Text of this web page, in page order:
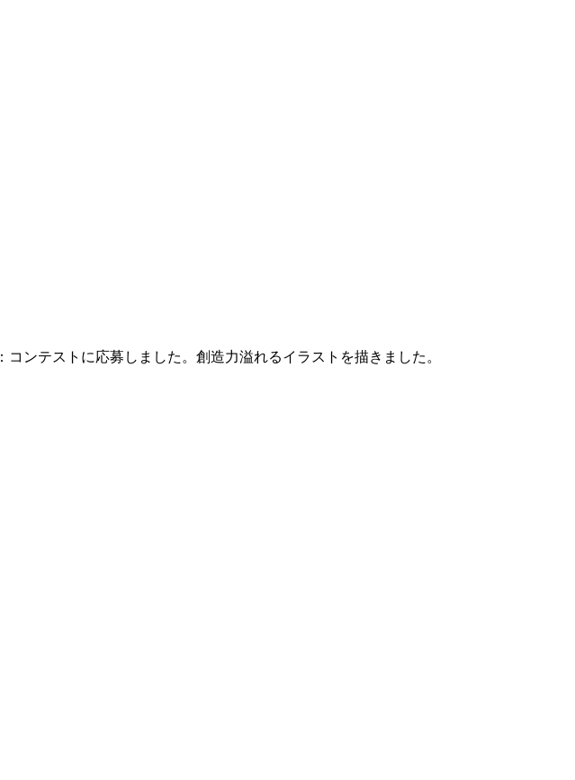
：コンテストに応募しました。創造力溢れるイラストを描きました。